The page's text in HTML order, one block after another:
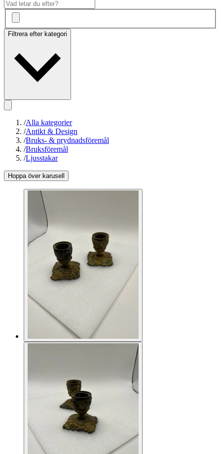
Filtrera efter kategori
/Alla kategorier
/Antikt & Design
/Bruks- & prydnadsföremål
/Bruksföremål
/Ljusstakar
Hoppa över karusell